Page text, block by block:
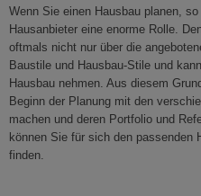
Wenn Sie einen Hausbau planen,
Hausanbieter eine enorme Rolle.
oftmals nicht nur über die
Baustile und Hausbau-Stile und
Hausbau nehmen. Aus diesem
Beginn der Planung mit den
machen und deren Portfolio und
können Sie für sich den passenden
finden.